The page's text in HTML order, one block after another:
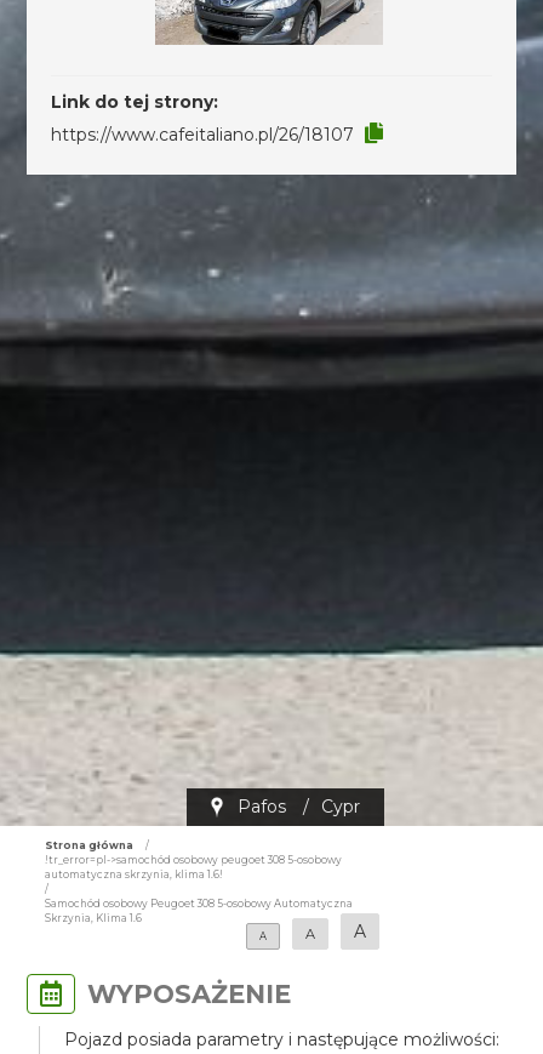
Pafos / Cypr
Strona główna
/
!tr_error=pl->samochód osobowy peugoet 308 5-osobowy
automatyczna skrzynia, klima 1.6!
/
Samochód osobowy Peugoet 308 5-osobowy Automatyczna
Skrzynia, Klima 1.6
A
A A
Link do tej strony:
https://www.cafeitaliano.pl/26/18107
WYPOSAŻENIE
Pojazd posiada parametry i następujące możliwości: